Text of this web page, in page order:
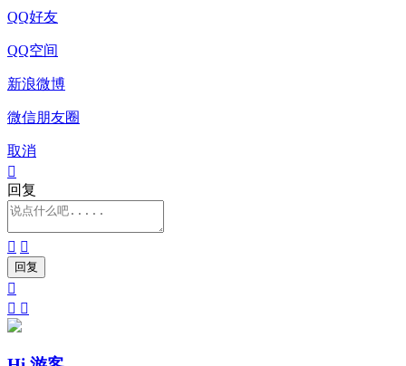
QQ好友
QQ空间
新浪微博
微信朋友圈
取消

回复
 

 